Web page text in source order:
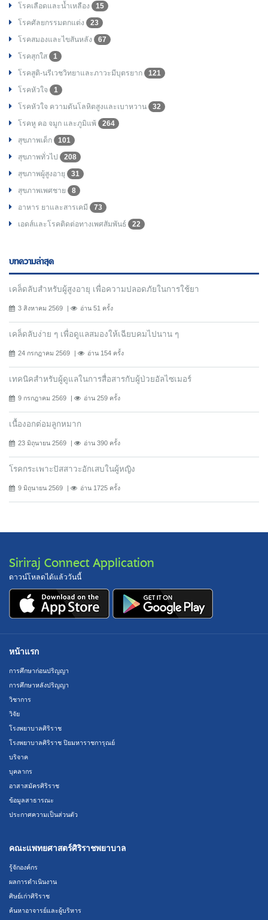
โรคเลือดและน้ำเหลือง
15
โรคศัลยกรรมตกแต่ง
23
โรคสมองและไขสันหลัง
67
โรคสุกใส
1
โรคสูติ-นรีเวชวิทยาและภาวะมีบุตรยาก
121
โรคหัวใจ
1
โรคหัวใจ ความดันโลหิตสูงและเบาหวาน
32
โรคหู คอ จมูก และภูมิแพ้
264
สุขภาพเด็ก
101
สุขภาพทั่วไป
208
สุขภาพผู้สูงอายุ
31
สุขภาพเพศชาย
8
อาหาร ยาและสารเคมี
73
เอดส์และโรคติดต่อทางเพศสัมพันธ์
22
บทความล่าสุด
เคล็ดลับสำหรับผู้สูงอายุ เพื่อความปลอดภัยในการใช้ยา
3 สิงหาคม 2569 อ่าน 51 ครั้ง
เคล็ดลับง่าย ๆ เพื่อดูแลสมองให้เฉียบคมไปนาน ๆ
24 กรกฎาคม 2569 อ่าน 154 ครั้ง
เทคนิคสำหรับผู้ดูแลในการสื่อสารกับผู้ป่วยอัลไซเมอร์
9 กรกฎาคม 2569 อ่าน 259 ครั้ง
เนื้องอกต่อมลูกหมาก
23 มิถุนายน 2569 อ่าน 390 ครั้ง
โรคกระเพาะปัสสาวะอักเสบในผู้หญิง
9 มิถุนายน 2569 อ่าน 1725 ครั้ง
Siriraj Connect Application
ดาวน์โหลดได้แล้ววันนี้
หน้าแรก
การศึกษาก่อนปริญญา
การศึกษาหลังปริญญา
วิชาการ
วิจัย
โรงพยาบาลศิริราช
โรงพยาบาลศิริราช ปิยมหาราชการุณย์
บริจาค
บุคลากร
อาสาสมัครศิริราช
ข้อมูลสาธารณะ
ประกาศความเป็นส่วนตัว
คณะแพทยศาสตร์ศิริราชพยาบาล
รู้จักองค์กร
ผลการดำเนินงาน
ศิษย์เก่าศิริราช
ค้นหาอาจารย์และผู้บริหาร